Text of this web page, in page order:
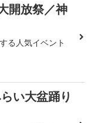
開放祭／神
る人気イベント
い大盆踊り